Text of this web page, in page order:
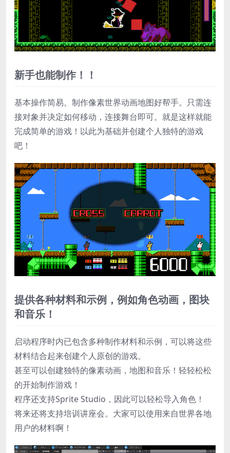
新手也能制作！！
基本操作简易。制作像素世界动画地图好帮手。只需连
接对象并决定如何移动，连接舞台即可。就是这样就能
完成简单的游戏！以此为基础并创建个人独特的游戏
吧！
提供各种材料和示例，例如角色动画，图块
和音乐！
启动程序时内已包含多种制作材料和示例，可以将这些
材料结合起来创建个人原创的游戏。
甚至可以创建独特的像素动画，地图和音乐！轻轻松松
的开始制作游戏！
程序还支持Sprite Studio，因此可以轻松导入角色！
将来还将支持培训讲座会。大家可以使用来自世界各地
用户的材料啊！